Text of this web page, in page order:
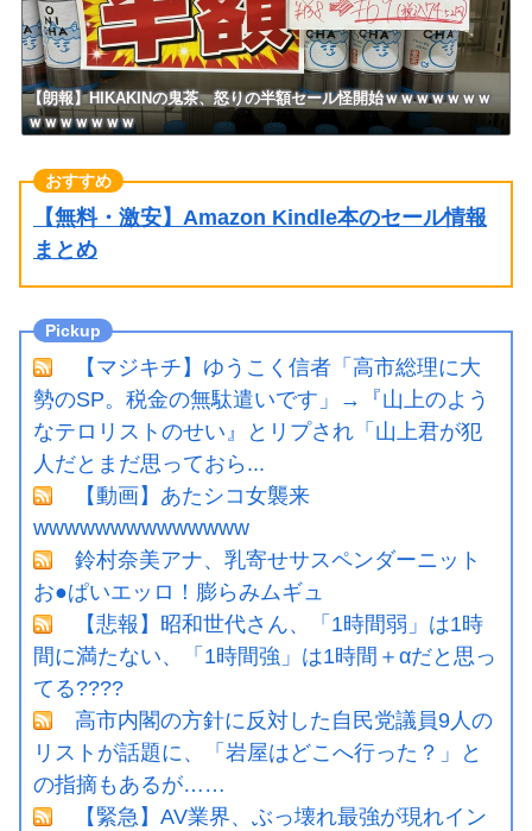
【朗報】HIKAKINの鬼茶、怒りの半額セール怪開始ｗｗｗｗｗｗｗ
ｗｗｗｗｗｗｗ
【無料・激安】Amazon Kindle本のセール情報
まとめ
【マジキチ】ゆうこく信者「高市総理に大
勢のSP。税金の無駄遣いです」→『山上のよう
なテロリストのせい』とリプされ「山上君が犯
人だとまだ思っておら...
【動画】あたシコ女襲来
wwwwwwwwwwwwww
鈴村奈美アナ、乳寄せサスペンダーニット
お●ぱいエッロ！膨らみムギュ
【悲報】昭和世代さん、「1時間弱」は1時
間に満たない、「1時間強」は1時間＋αだと思っ
てる????
高市内閣の方針に反対した自民党議員9人の
リストが話題に、「岩屋はどこへ行った？」と
の指摘もあるが……
【緊急】AV業界、ぶっ壊れ最強が現れイン